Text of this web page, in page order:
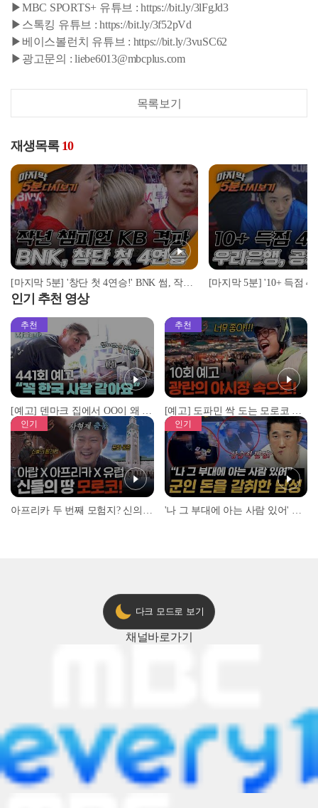
▶MBC SPORTS+ 유튜브 : https://bit.ly/3lFgJd3
▶스톡킹 유튜브 : https://bit.ly/3f52pVd
▶베이스볼런치 유튜브 : https://bit.ly/3vuSC62
▶광고문의 : liebe6013@mbcplus.com
목록보기
재생목록 10
[마지막 5분] '창단 첫 4연승!' BNK 썸, 작년 챔피언 KB 스타즈 격파! I 2022-23 WKBL BNK 썸 vs KB 스타즈 2022.11.14
인기 추천 영상
추천
[예고] 덴마크 집에서 OO이 왜 나와...? 이상할 정도로 한국을 사랑하는 우리 형을 제보합니다!
추천
[예고] 도파민 싹 도는 모로코 야시장 투어!
인기 인기
다크 모드로 보기
채널바로가기